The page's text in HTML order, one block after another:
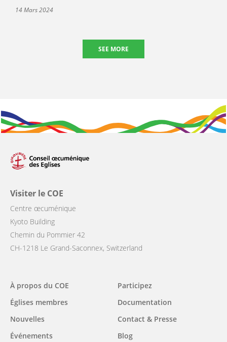
14 Mars 2024
SEE MORE
Visiter le COE
Centre œcuménique
Kyoto Building
Chemin du Pommier 42
CH-1218 Le Grand-Saconnex, Switzerland
Main
navigation
À propos du COE
Églises membres
Nouvelles
Événements
Participez
Documentation
Contact & Presse
Blog